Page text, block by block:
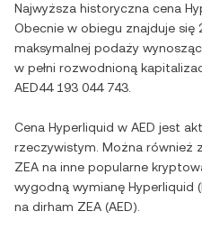
Najwyższa historyczna cena
Obecnie w obiegu znajduje się
maksymalnej podaży
w pełni rozwodnioną
AED44 193 044 743
Cena Hyperliquid w AED jest
rzeczywistym. Można również
ZEA na inne popularne
wygodną wymianę Hyperliquid (
na dirham ZEA (AED).